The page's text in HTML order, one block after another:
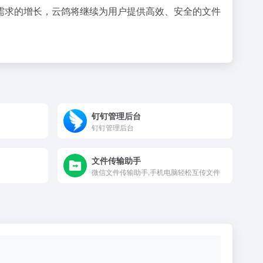
的增长，云鸽将继续为用户提供高效、安全的文件
钉钉管理后台
钉钉管理后台
文件传输助手
微信文件传输助手,手机电脑轻松互传文件